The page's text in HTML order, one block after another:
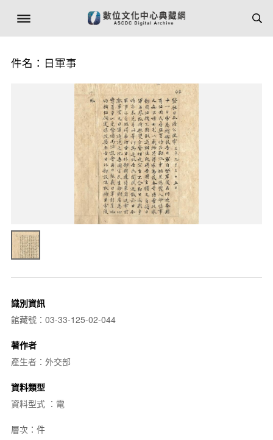
件名：日軍事
識別資訊
館藏號：03-33-125-02-044
著作者
產生者：外交部
資料類型
資料型式 ：電
層次：件